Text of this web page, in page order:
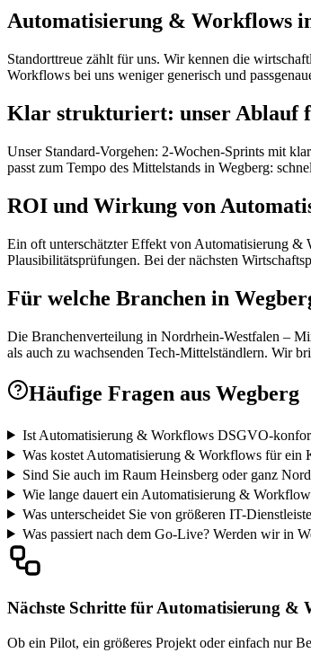
Automatisierung & Workflows
Standorttreue zählt für uns. Wir kennen die
Workflows bei uns weniger generisch und
Klar strukturiert: unser Ablauf
Unser Standard-Vorgehen: 2-Wochen-Sprints mit
passt zum Tempo des Mittelstands in Wegberg:
ROI und Wirkung von
Ein oft unterschätzter Effekt von Automatisierung &
Plausibilitätsprüfungen. Bei der nächsten
Für welche Branchen in
Die Branchenverteilung in Nordrhein-Westfalen –
als auch zu wachsenden Tech-Mittelständlern. Wir
Häufige Fragen aus Wegberg
Ist Automatisierung & Workflows DSGVO-
Was kostet Automatisierung & Workflows für ein
Sind Sie auch im Raum Heinsberg oder ganz
Wie lange dauert ein Automatisierung &
Was unterscheidet Sie von größeren IT-
Was passiert nach dem Go-Live? Werden wir in
Nächste Schritte für Automatisierung &
Ob ein Pilot, ein größeres Projekt oder einfach nur